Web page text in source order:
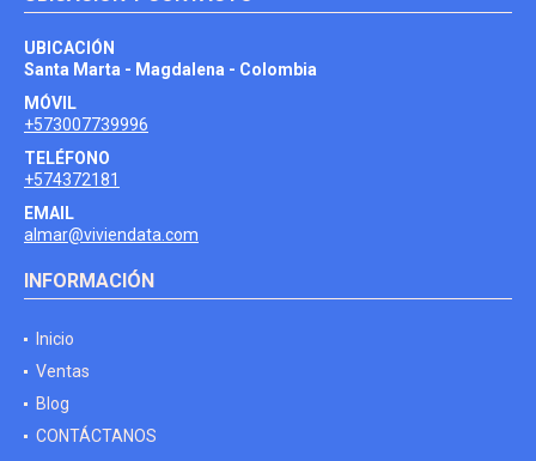
UBICACIÓN
Santa Marta - Magdalena - Colombia
MÓVIL
+573007739996
TELÉFONO
+574372181
EMAIL
almar@viviendata.com
INFORMACIÓN
Inicio
Ventas
Blog
CONTÁCTANOS